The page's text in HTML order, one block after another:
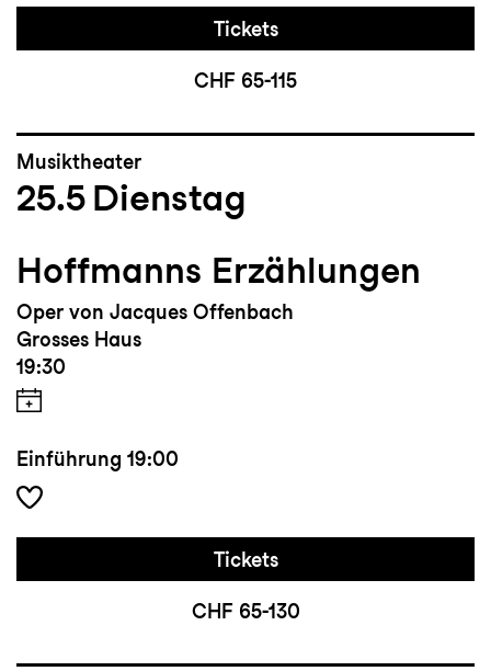
Tickets
CHF 65-115
Musiktheater
25.5 Dienstag
Hoffmanns Erzählungen
Oper von Jacques Offenbach
Grosses Haus
19:30
Einführung 19:00
Tickets
CHF 65-130